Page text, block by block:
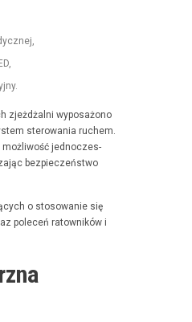
zjeżdżal­ni wyposażono
sterowa­nia ruchem.
możli­wość jed­noczes­
bez­pieczeńst­wo
o stosowanie się
pole­ceń ratown­ików i